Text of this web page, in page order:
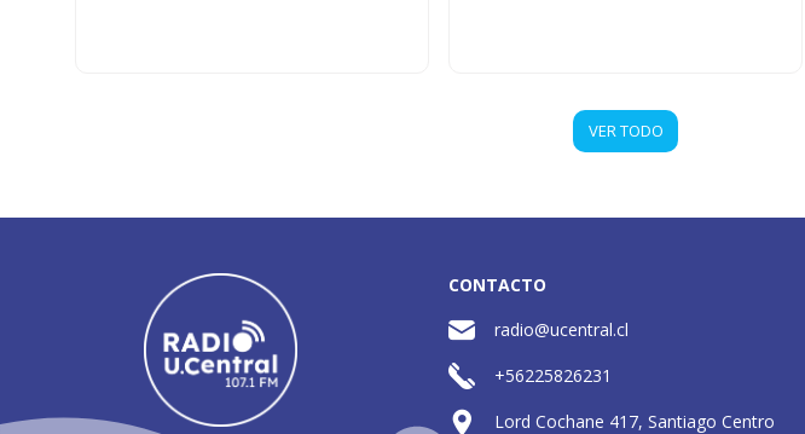
VER TODO
CONTACTO
radio@ucentral.cl
+56225826231
Lord Cochane 417, Santiago Centro